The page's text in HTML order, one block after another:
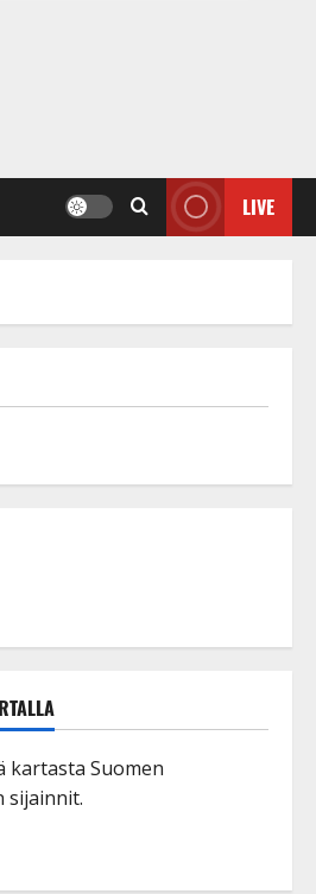
LIVE
kartasta Suomen
sijainnit.